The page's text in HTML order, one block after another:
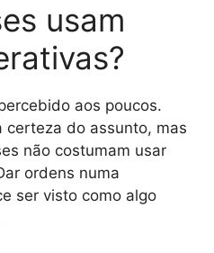
usam
aos poucos.
certeza do assunto, mas
não costumam usar
ordens numa
ser visto como algo